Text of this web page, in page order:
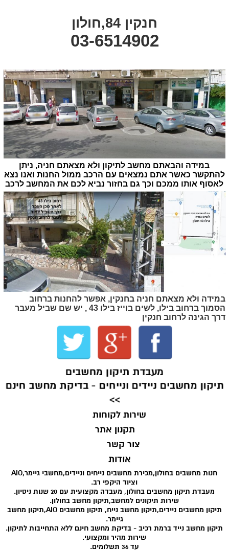
צור קשר
אודות
תקנון אתר
שירות לקוחות
חנות מחשבים בחולון,מכירת מחשבים נייחים וניידים,מחשבי גיימר,AIO
וציוד היקפי רב.
מעבדת תיקון מחשבים בחולון, מעבדה מקצועית עם 20 שנות ניסיון.
שירות תיקונים למחשב,תיקון מחשב בחולון.
תיקון מחשבים ניידים,תיקון מחשב נייח, תיקון מחשבים AIO,תיקון מחשב
גיימר.
תיקון מחשב נייד ברמת רכיב - בדיקת מחשב חינם ללא התחייבות לתיקון.
שירות מהיר ומקצועי.
עד 36 תשלומים.
מעבדת תיקון מחשבים
תיקון מחשבים ניידים ונייחים - בדיקת מחשב חינם
>>
במידה והבאתם מחשב לתיקון ולא מצאתם חניה, ניתן
להתקשר כאשר אתם נמצאים עם הרכב ממול החנות ואנו נצא
לאסוף אותו ממכם וכך גם בחזור נביא לכם את המחשב לרכב
במידה ולא מצאתם חניה בחנקין, אפשר להחנות ברחוב
הסמוך ברחוב בילו, לשים בוייז בילו 43 , יש שם שביל מעבר
דרך הגינה לרחוב חנקין
חנקין 84,חולון
03-6514902